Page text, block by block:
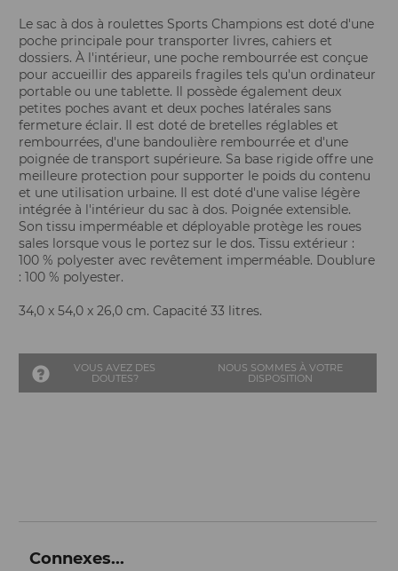
Le sac à dos à roulettes Sports Champions est doté d'une
poche principale pour transporter livres, cahiers et
dossiers. À l'intérieur, une poche rembourrée est conçue
pour accueillir des appareils fragiles tels qu'un ordinateur
portable ou une tablette. Il possède également deux
petites poches avant et deux poches latérales sans
fermeture éclair. Il est doté de bretelles réglables et
rembourrées, d'une bandoulière rembourrée et d'une
poignée de transport supérieure. Sa base rigide offre une
meilleure protection pour supporter le poids du contenu
et une utilisation urbaine. Il est doté d'une valise légère
intégrée à l'intérieur du sac à dos. Poignée extensible.
Son tissu imperméable et déployable protège les roues
sales lorsque vous le portez sur le dos. Tissu extérieur :
100 % polyester avec revêtement imperméable. Doublure
: 100 % polyester.
34,0 x 54,0 x 26,0 cm. Capacité 33 litres.
VOUS AVEZ DES
DOUTES?
NOUS SOMMES À VOTRE
DISPOSITION
Connexes...